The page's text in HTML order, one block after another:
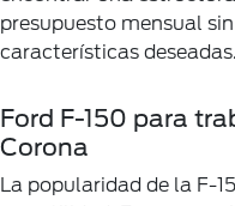
presupuesto mensual
características deseadas.
Ford F-150 para
Corona
La popularidad de la F-